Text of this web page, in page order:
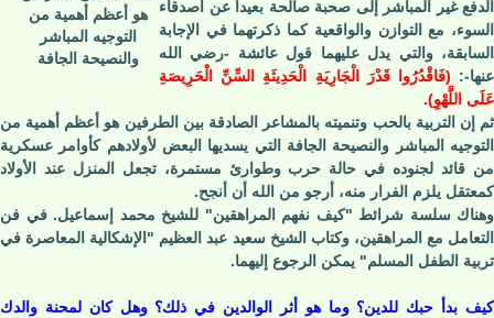
هو أعظم أهمية من
التوجيه المباشر
والنصيحة الجافة
الدفع غير المباشر إلى صحبة صالحة بعيدا عن أصدقاء
السوء، مع التوازن والواقعية كما ذكرتهما في الإجابة
السابقة، والتي يدل عليهما قول عائشة -رضي الله
عنها-: (فَاقْدُرُوا قَدْرَ الْجَارِيَةِ الْحَدِيثَةِ السِّنِّ الْحَرِيصَةِ
عَلَى اللَّهْوِ).
ثم إن التربية بالحب وتنميته بالمشاعر الصادقة بين الطرفين هو أعظم أهمية من
التوجيه المباشر والنصيحة الجافة التي يسديها البعض لأولادهم كأوامر عسكرية
من قائد لجنوده في حالة حرب وطوارئ مستمرة، تجعل المنزل عند الأولاد
كمعتقل يلزم الفرار منه، أرجو من الله أن أنجح.
وهناك سلسة شرائط "كيف نفهم المراهقين" للشيخ محمد إسماعيل. في فن
التعامل مع المراهقين، وكتاب الشيخ سعيد عبد العظيم "الإشكالية المعاصرة في
تربية الطفل المسلم" يمكن الرجوع إليهما.
كيف بدأ حبك للدين؟ وما هو أثر الوالدين في ذلك؟ وهل كان لمحنة والدك